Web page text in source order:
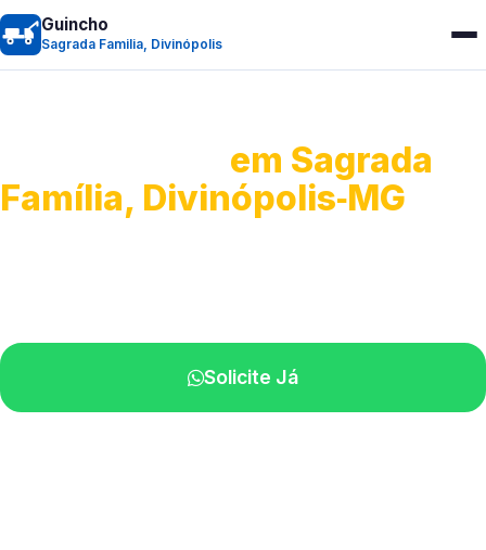
Guincho
Sagrada Familia, Divinópolis
em Sagrada
Família, Divinópolis‑MG
Solicite Já